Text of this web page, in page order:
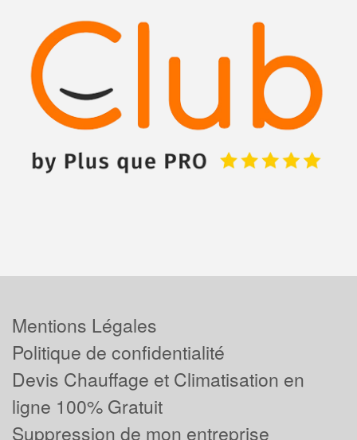
Mentions Légales
Politique de confidentialité
Devis Chauffage et Climatisation en
ligne 100% Gratuit
Suppression de mon entreprise